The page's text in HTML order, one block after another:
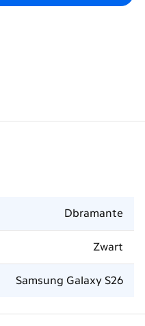
Dbramante
Zwart
Samsung Galaxy S26